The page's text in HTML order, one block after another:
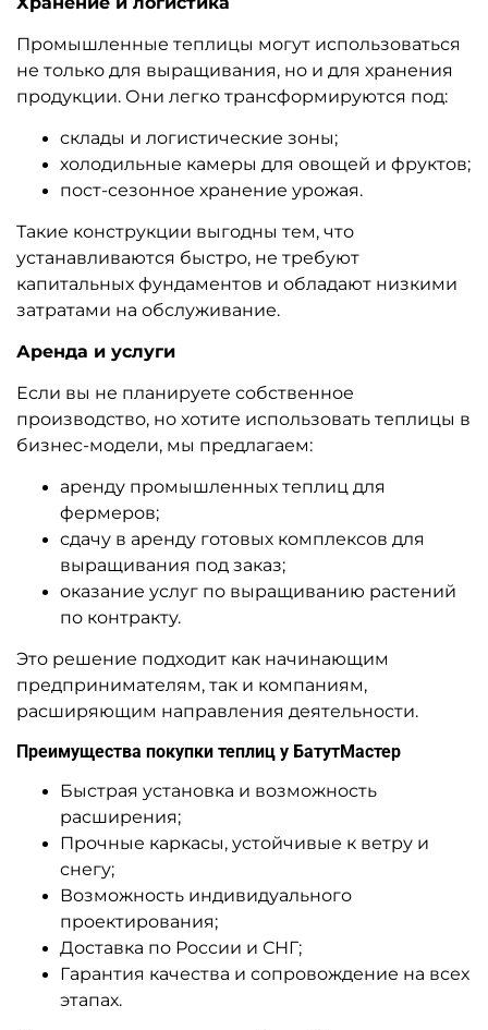
Промышленные теплицы могут использоваться
не только для выращивания, но и для хранения
продукции. Они легко трансформируются под:
склады и логистические зоны;
холодильные камеры для овощей и фруктов;
пост-сезонное хранение урожая.
Такие конструкции выгодны тем, что
устанавливаются быстро, не требуют
капитальных фундаментов и обладают низкими
затратами на обслуживание.
Аренда и услуги
Если вы не планируете собственное
производство, но хотите использовать теплицы в
бизнес-модели, мы предлагаем:
аренду промышленных теплиц для
фермеров;
сдачу в аренду готовых комплексов для
выращивания под заказ;
оказание услуг по выращиванию растений
по контракту.
Это решение подходит как начинающим
предпринимателям, так и компаниям,
расширяющим направления деятельности.
Преимущества покупки теплиц у БатутМастер
Быстрая установка и возможность
расширения;
Прочные каркасы, устойчивые к ветру и
снегу;
Возможность индивидуального
проектирования;
Доставка по России и СНГ;
Гарантия качества и сопровождение на всех
этапах.